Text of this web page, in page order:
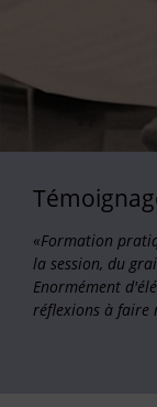
«Formation
la session, du
Enormément
réflexions à faire